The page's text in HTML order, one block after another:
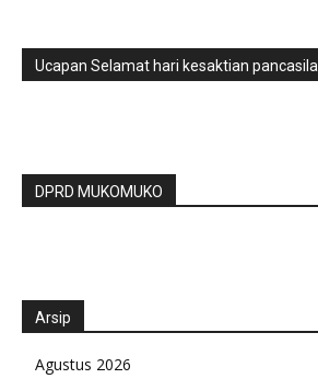
Ucapan Selamat hari kesaktian pancasila
DPRD MUKOMUKO
Arsip
Agustus 2026